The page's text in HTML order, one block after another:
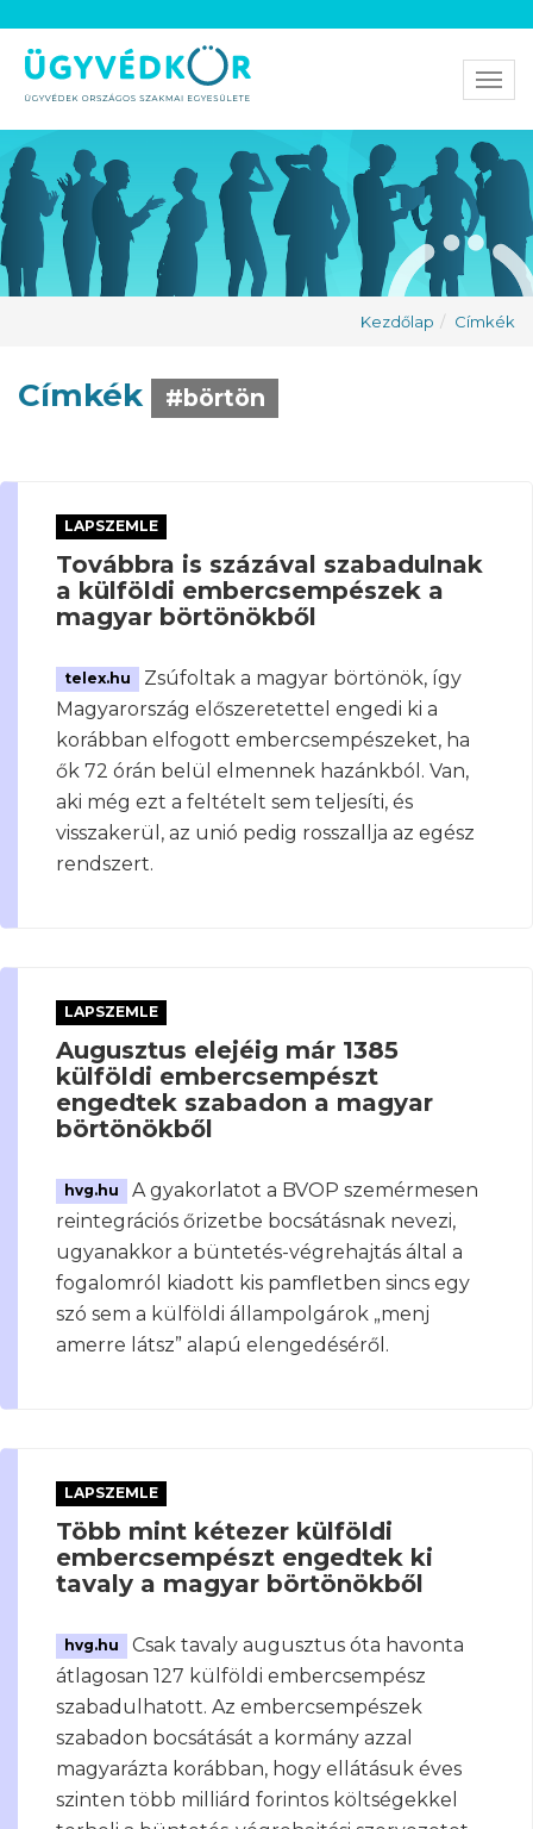
Kezdőlap Címkék
Címkék #börtön
LAPSZEMLE
Továbbra is százával szabadulnak
a külföldi embercsempészek a
magyar börtönökből
telex.hu
Zsúfoltak a magyar börtönök, így
Magyarország előszeretettel engedi ki a
korábban elfogott embercsempészeket, ha
ők 72 órán belül elmennek hazánkból. Van,
aki még ezt a feltételt sem teljesíti, és
visszakerül, az unió pedig rosszallja az egész
rendszert.
LAPSZEMLE
Augusztus elejéig már 1385
külföldi embercsempészt
engedtek szabadon a magyar
börtönökből
hvg.hu
A gyakorlatot a BVOP szemérmesen
reintegrációs őrizetbe bocsátásnak nevezi,
ugyanakkor a büntetés-végrehajtás által a
fogalomról kiadott kis pamfletben sincs egy
szó sem a külföldi állampolgárok „menj
amerre látsz” alapú elengedéséről.
LAPSZEMLE
Több mint kétezer külföldi
embercsempészt engedtek ki
tavaly a magyar börtönökből
hvg.hu
Csak tavaly augusztus óta havonta
átlagosan 127 külföldi embercsempész
szabadulhatott. Az embercsempészek
szabadon bocsátását a kormány azzal
magyarázta korábban, hogy ellátásuk éves
szinten több milliárd forintos költségekkel